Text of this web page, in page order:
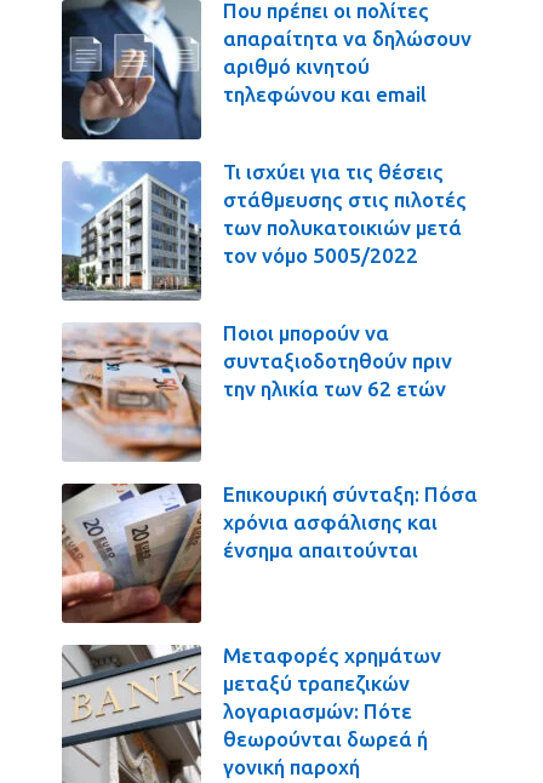
Που πρέπει οι πολίτες
απαραίτητα να δηλώσουν
αριθμό κινητού
τηλεφώνου και email
Τι ισχύει για τις θέσεις
στάθμευσης στις πιλοτές
των πολυκατοικιών μετά
τον νόμο 5005/2022
Ποιοι μπορούν να
συνταξιοδοτηθούν πριν
την ηλικία των 62 ετών
Επικουρική σύνταξη: Πόσα
χρόνια ασφάλισης και
ένσημα απαιτούνται
Μεταφορές χρημάτων
μεταξύ τραπεζικών
λογαριασμών: Πότε
θεωρούνται δωρεά ή
γονική παροχή